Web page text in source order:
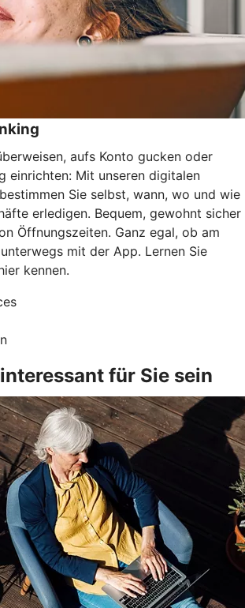
aufs Konto gucken oder
einrichten: Mit unseren digitalen
Sie selbst, wann, wo und wie
erledigen. Bequem, gewohnt sicher
Öffnungszeiten. Ganz egal, ob am
mit der App. Lernen Sie
kennen.
für Sie sein